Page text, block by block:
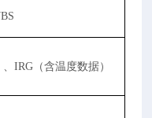
IRG（含温度数据）